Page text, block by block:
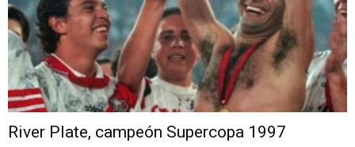
River Plate, campeón Supercopa 1997